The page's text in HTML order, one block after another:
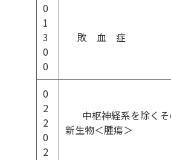
0
1
3
0
0
敗 血 症
0
2
2
0
2
中枢神経系を除くそ
新生物＜腫瘍＞